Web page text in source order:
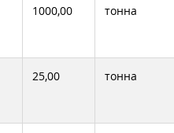
1000,00 тонна
25,00 тонна